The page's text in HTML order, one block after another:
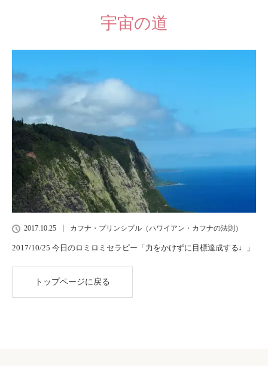
宇宙の道
2017.10.25 カフナ・プリンシプル（ハワイアン・カフナの法則）
2017/10/25 今日のロミロミセラピー「力をかけずに目標達成する♩」
トップページに戻る